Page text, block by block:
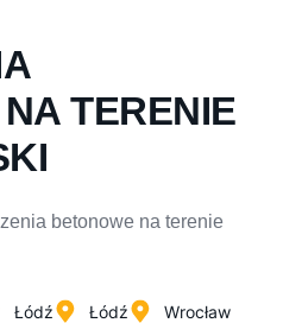
TERENIE
betonowe na terenie
Łódź Łódź Wrocław